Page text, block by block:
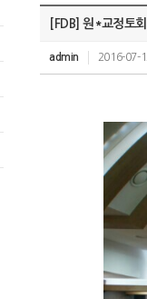
[FDB] 원*교정토
admin 2016-07-